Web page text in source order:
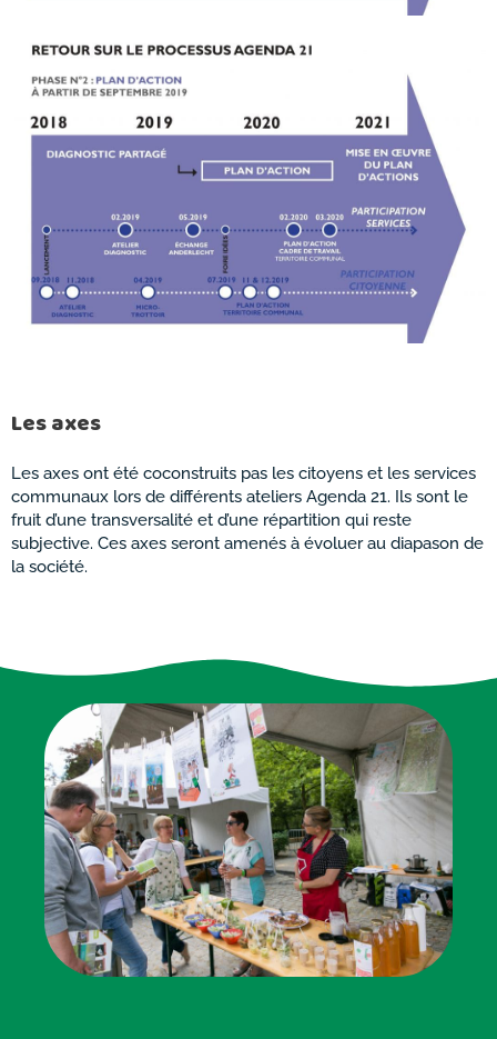
Les axes
Les axes ont été coconstruits pas les citoyens et les services
communaux lors de différents ateliers Agenda 21. Ils sont le
fruit d’une transversalité et d’une répartition qui reste
subjective. Ces axes seront amenés à évoluer au diapason de
la société.